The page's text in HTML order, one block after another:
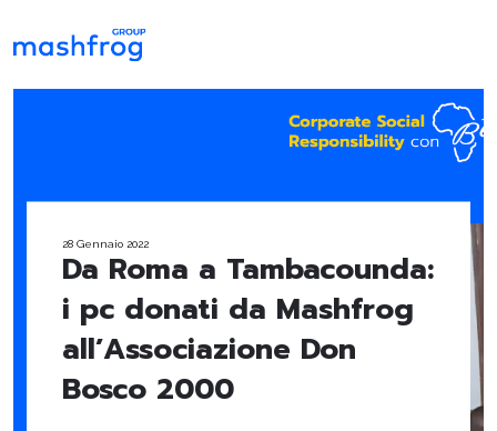
28 Gennaio 2022
Da Roma a Tambacounda:
i pc donati da Mashfrog
all’Associazione Don
Bosco 2000